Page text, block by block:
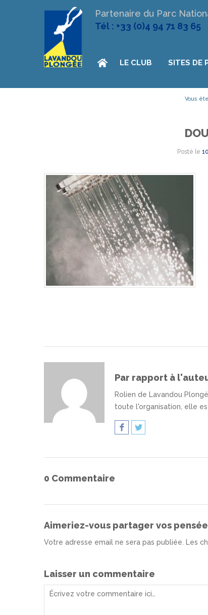
Partenaire du Parc
Tél : +33 (0)4 94 71 83 65
LE CLUB SITES DE
Vous
Posté le
Par rapport à
Rolien de Lavandou
toute l'organisation, elle
0 Commentaire
Aimeriez-vous partager vos
Votre adresse email ne sera pas publiée. Les
Laisser un commentaire